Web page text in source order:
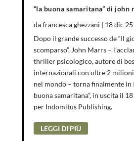
“la buona samaritana” di john
dafrancesca ghezzani | 18 dic 25
Dopo il grande successo de “Il
scomparso”, John Marrs –
thriller psicologico, autore di
internazionali con oltre 2
nel mondo – torna finalmente in
buona samaritana”, in uscita il
per Indomitus Publishing.
LEGGI DI PIÙ